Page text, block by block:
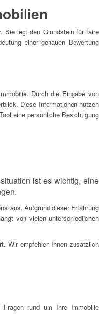
Sie legt den Grundstein für faire
einer genauen Bewertung
Durch die Eingabe von
Diese Informationen nutzen
eine persönliche Besichtigung
ist es wichtig, eine
aus. Aufgrund dieser Erfahrung
von vielen unterschiedlichen
Wir empfehlen Ihnen zusätzlich
Fragen rund um Ihre Immobilie